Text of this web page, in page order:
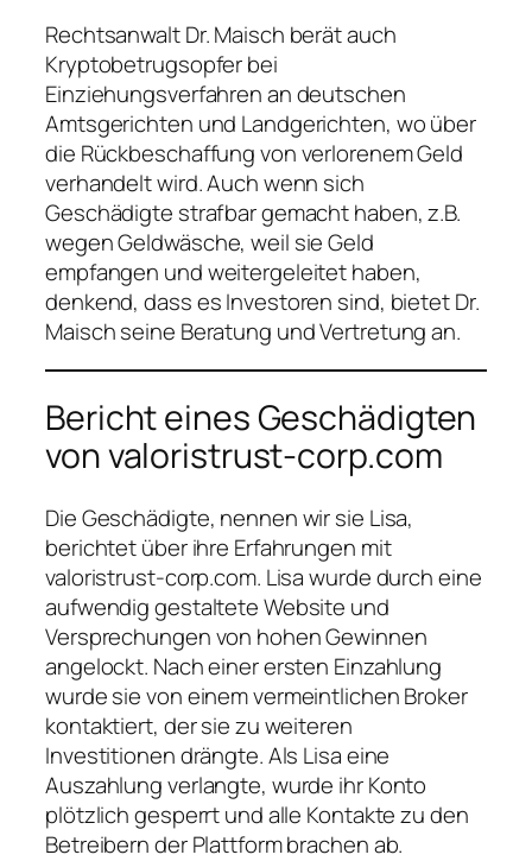
Rechtsanwalt Dr. Maisch berät auch
Kryptobetrugsopfer bei
Einziehungsverfahren an deutschen
Amtsgerichten und Landgerichten, wo über
die Rückbeschaffung von verlorenem Geld
verhandelt wird. Auch wenn sich
Geschädigte strafbar gemacht haben, z.B.
wegen Geldwäsche, weil sie Geld
empfangen und weitergeleitet haben,
denkend, dass es Investoren sind, bietet Dr.
Maisch seine Beratung und Vertretung an.
Bericht eines Geschädigten
von valoristrust-corp.com
Die Geschädigte, nennen wir sie Lisa,
berichtet über ihre Erfahrungen mit
valoristrust-corp.com. Lisa wurde durch eine
aufwendig gestaltete Website und
Versprechungen von hohen Gewinnen
angelockt. Nach einer ersten Einzahlung
wurde sie von einem vermeintlichen Broker
kontaktiert, der sie zu weiteren
Investitionen drängte. Als Lisa eine
Auszahlung verlangte, wurde ihr Konto
plötzlich gesperrt und alle Kontakte zu den
Betreibern der Plattform brachen ab.